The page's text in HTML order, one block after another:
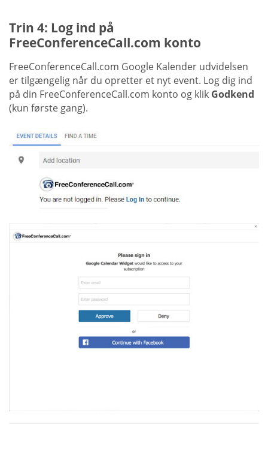
Trin 4: Log ind på
FreeConferenceCall.com konto
FreeConferenceCall.com Google Kalender udvidelsen
er tilgængelig når du opretter et nyt event. Log dig ind
på din FreeConferenceCall.com konto og klik Godkend
(kun første gang).